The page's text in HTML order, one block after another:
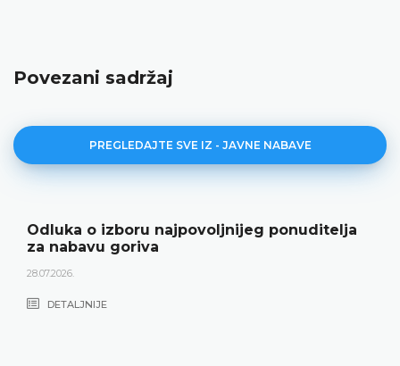
Povezani sadržaj
PREGLEDAJTE SVE IZ - JAVNE NABAVE
Odluka o izboru najpovoljnijeg ponuditelja
za nabavu goriva
28.07.2026.
DETALJNIJE